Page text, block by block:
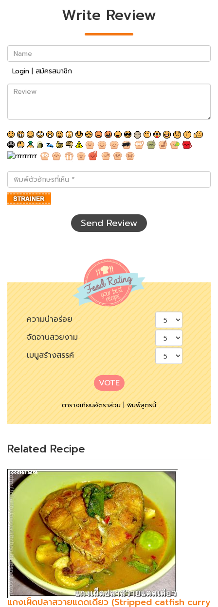
Write Review
Name
Login | สมัครสมาชิก
Review
พิมพ์
ตัว
อักษร
ที่
Send Review
ความน่าอร่อย
จัดจานสวยงาม
เมนูสร้างสรรค์
VOTE
ตารางเทียบอัตราส่วน|พิมพ์สูตรนี้
Related Recipe
แกงเผ็ดปลาสวายแดดเดียว (Stripped catfish curry